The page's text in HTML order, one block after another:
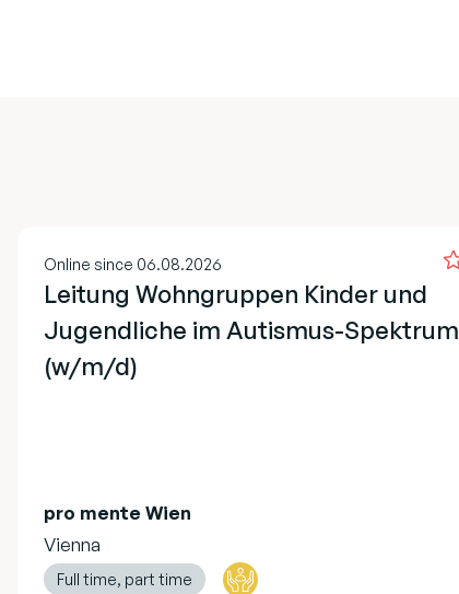
Online since 06.08.2026
Leitung Wohngruppen Kinder und
Jugendliche im Autismus-Spektrum
(w/m/d)
pro mente Wien
Vienna
Full time, part time